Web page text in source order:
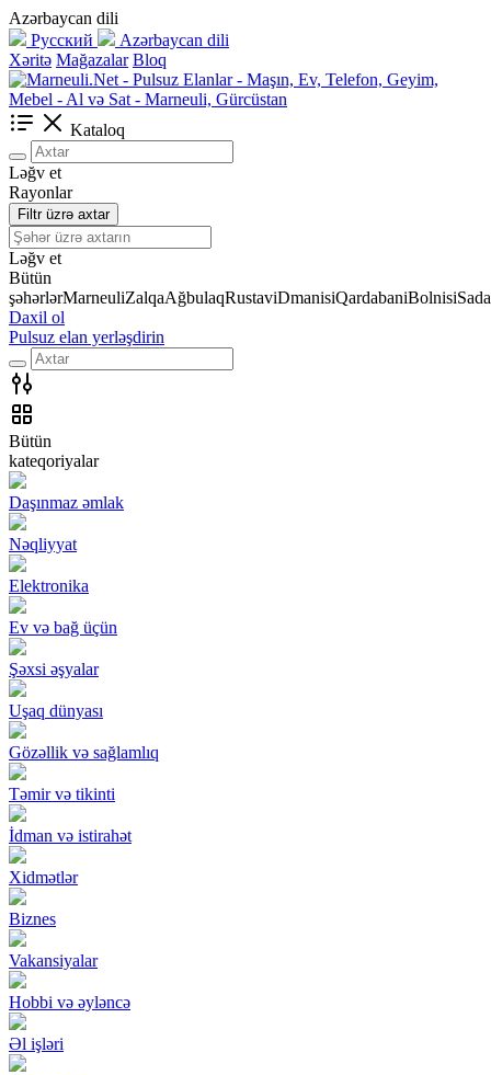
Azərbaycan dili
Русский
Azərbaycan dili
Xəritə Mağazalar Bloq
Kataloq
Ləğv et
Rayonlar
Filtr üzrə axtar
Ləğv et
Bütün
şəhərlərMarneuliZalqaAğbulaqRustaviDmanisiQardabaniBolnisi
Daxil ol
Pulsuz elan yerləşdirin
Bütün
kateqoriyalar
Daşınmaz əmlak
Nəqliyyat
Elektronika
Ev və bağ üçün
Şəxsi əşyalar
Uşaq dünyası
Gözəllik və sağlamlıq
Təmir və tikinti
İdman və istirahət
Xidmətlər
Biznes
Vakansiyalar
Hobbi və əyləncə
Əl işləri